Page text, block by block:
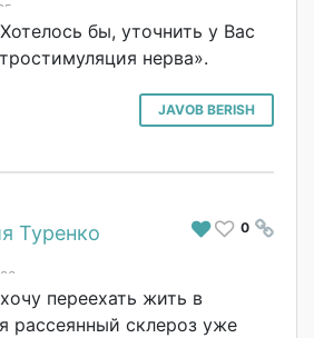
бы, уточнить у Вас
нерва».
JAVOB BERISH
# 0
Туренко
переехать жить в
рассеянный склероз уже